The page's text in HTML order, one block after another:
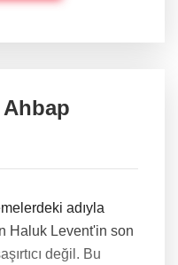
adıyla
Haluk Levent'in son
değil. Bu